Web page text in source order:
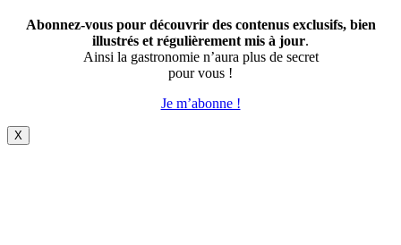
Abonnez-vous pour découvrir des contenus exclusifs, bien
illustrés et régulièrement mis à jour.
Ainsi la gastronomie n’aura plus de secret
pour vous !
Je m’abonne !
X